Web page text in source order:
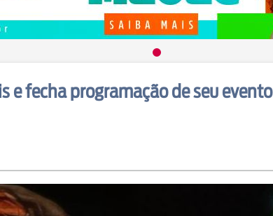
e fecha programação de seu evento